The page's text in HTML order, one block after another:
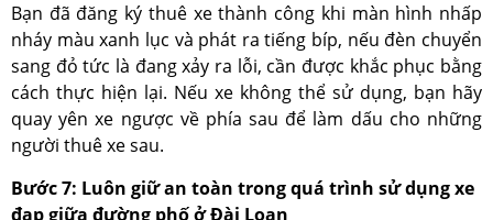
Bạn đã đăng ký thuê xe thành công khi màn hình nhấp
nháy màu xanh lục và phát ra tiếng bíp, nếu đèn chuyển
sang đỏ tức là đang xảy ra lỗi, cần được khắc phục bằng
cách thực hiện lại. Nếu xe không thể sử dụng, bạn hãy
quay yên xe ngược về phía sau để làm dấu cho những
người thuê xe sau.
Bước 7: Luôn giữ an toàn trong quá trình sử dụng xe
đạp giữa đường phố ở Đài Loan